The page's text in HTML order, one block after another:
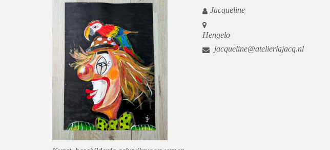
Jacqueline
Hengelo
jacqueline@atelierlajacq.nl